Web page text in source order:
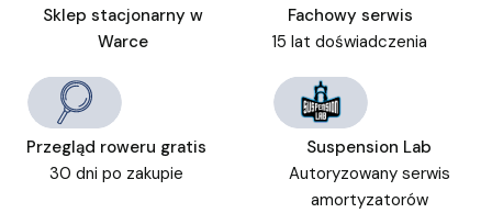
Sklep stacjonarny w
Warce
Fachowy serwis
15 lat doświadczenia
Przegląd roweru gratis
30 dni po zakupie
Suspension Lab
Autoryzowany serwis
amortyzatorów